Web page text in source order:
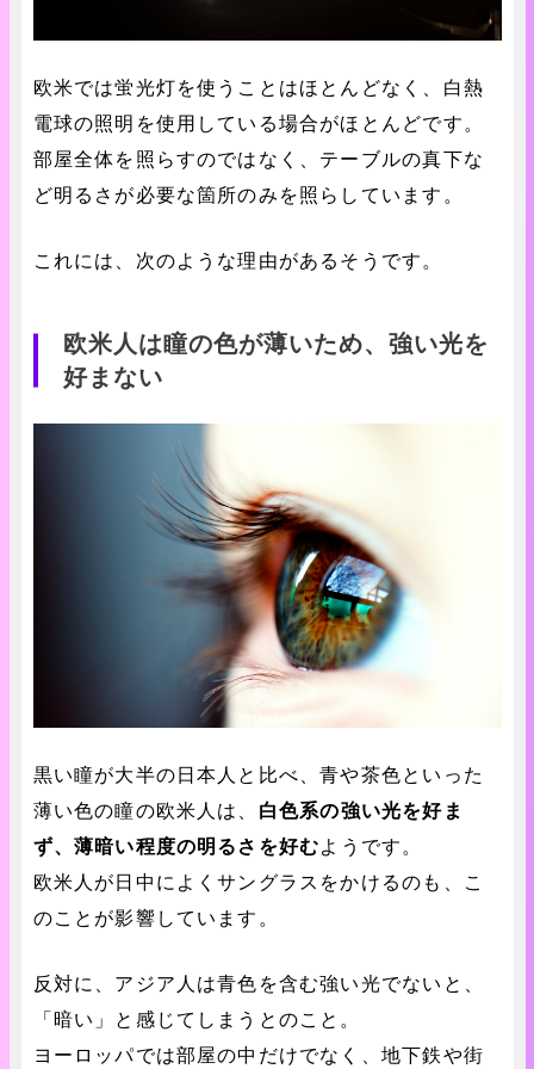
欧米では蛍光灯を使うことはほとんどなく、白熱
電球の照明を使用している場合がほとんどです。
部屋全体を照らすのではなく、テーブルの真下な
ど明るさが必要な箇所のみを照らしています。
これには、次のような理由があるそうです。
欧米人は瞳の色が薄いため、強い光を
好まない
黒い瞳が大半の日本人と比べ、青や茶色といった
薄い色の瞳の欧米人は、 白色系の強い光を好ま
ず、薄暗い程度の明るさを好むようです。
欧米人が日中によくサングラスをかけるのも、こ
のことが影響しています。
反対に、アジア人は青色を含む強い光でないと、
「暗い」と感じてしまうとのこと。
ヨーロッパでは部屋の中だけでなく、地下鉄や街